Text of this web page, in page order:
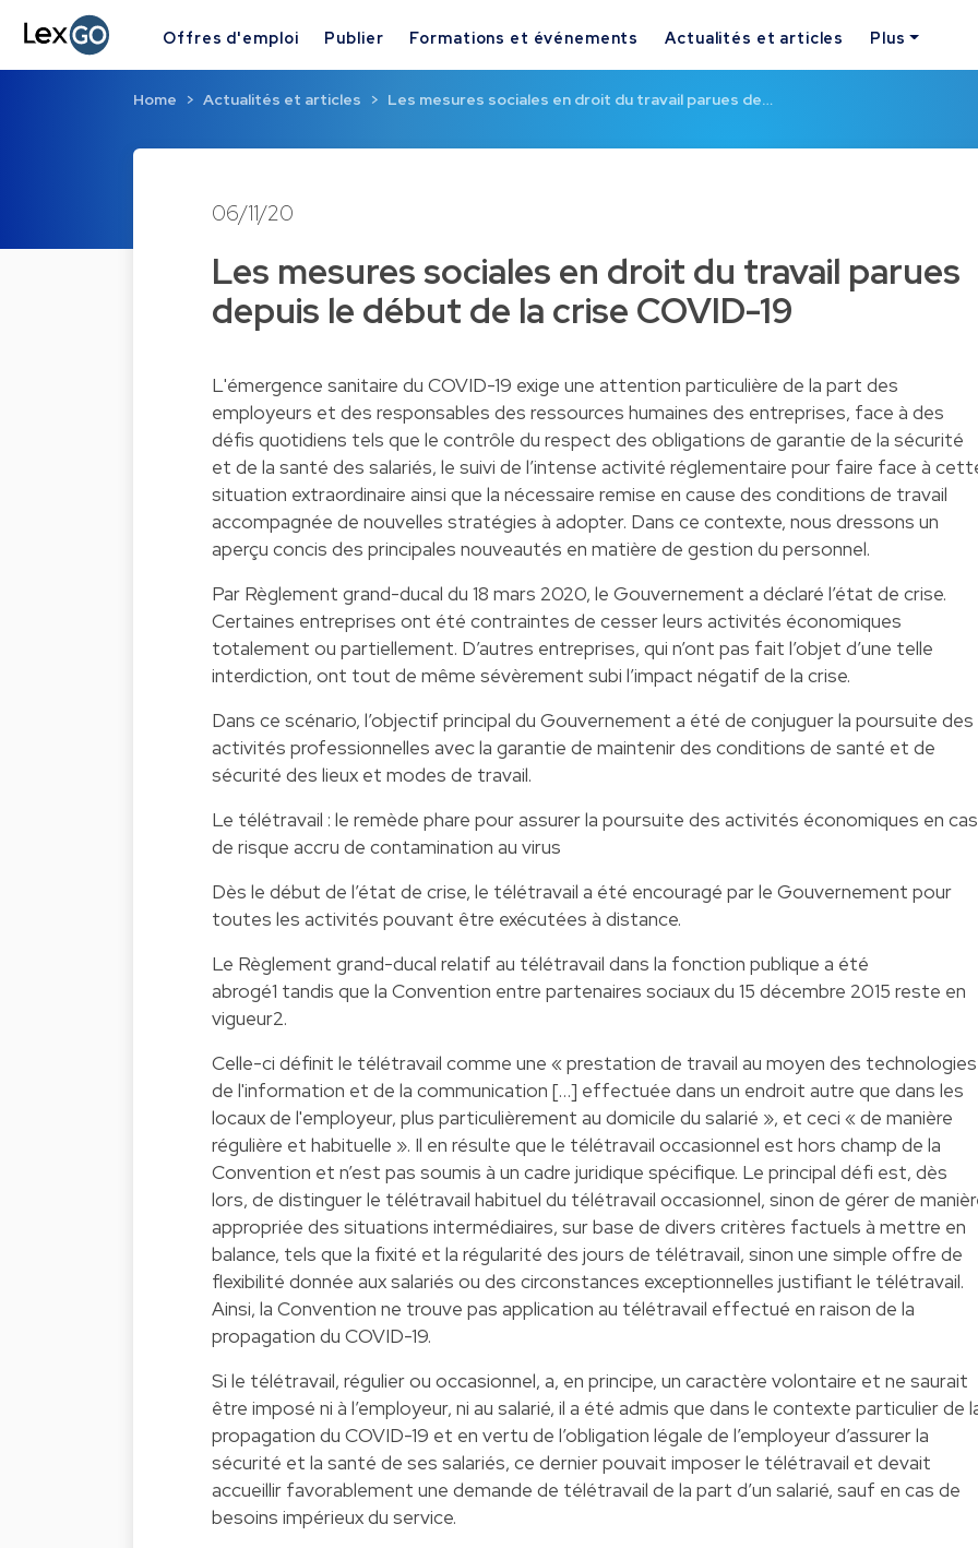
Offres d'emploi Publier Formations et événements Actualités et articles Plus
Home Actualités et articles Les mesures sociales en droit du travail parues de…
06/11/20
Les mesures sociales en droit du travail parues
depuis le début de la crise COVID-19
L'émergence sanitaire du COVID-19 exige une attention particulière de la part des
employeurs et des responsables des ressources humaines des entreprises, face à des
défis quotidiens tels que le contrôle du respect des obligations de garantie de la sécurité
et de la santé des salariés, le suivi de l’intense activité réglementaire pour faire face à
situation extraordinaire ainsi que la nécessaire remise en cause des conditions de travail
accompagnée de nouvelles stratégies à adopter. Dans ce contexte, nous dressons un
aperçu concis des principales nouveautés en matière de gestion du personnel.
Par Règlement grand-ducal du 18 mars 2020, le Gouvernement a déclaré l’état de crise.
Certaines entreprises ont été contraintes de cesser leurs activités économiques
totalement ou partiellement. D’autres entreprises, qui n’ont pas fait l’objet d’une telle
interdiction, ont tout de même sévèrement subi l’impact négatif de la crise.
Dans ce scénario, l’objectif principal du Gouvernement a été de conjuguer la poursuite des
activités professionnelles avec la garantie de maintenir des conditions de santé et de
sécurité des lieux et modes de travail.
Le télétravail : le remède phare pour assurer la poursuite des activités économiques en cas
de risque accru de contamination au virus
Dès le début de l’état de crise, le télétravail a été encouragé par le Gouvernement pour
toutes les activités pouvant être exécutées à distance.
Le Règlement grand-ducal relatif au télétravail dans la fonction publique a été
abrogé1 tandis que la Convention entre partenaires sociaux du 15 décembre 2015 reste en
vigueur2.
Celle-ci définit le télétravail comme une « prestation de travail au moyen des technologies
de l'information et de la communication […] effectuée dans un endroit autre que dans les
locaux de l'employeur, plus particulièrement au domicile du salarié », et ceci « de manière
régulière et habituelle ». Il en résulte que le télétravail occasionnel est hors champ de la
Convention et n’est pas soumis à un cadre juridique spécifique. Le principal défi est, dès
lors, de distinguer le télétravail habituel du télétravail occasionnel, sinon de gérer de
appropriée des situations intermédiaires, sur base de divers critères factuels à mettre en
balance, tels que la fixité et la régularité des jours de télétravail, sinon une simple offre de
flexibilité donnée aux salariés ou des circonstances exceptionnelles justifiant le télétravail.
Ainsi, la Convention ne trouve pas application au télétravail effectué en raison de la
propagation du COVID-19.
Si le télétravail, régulier ou occasionnel, a, en principe, un caractère volontaire et ne saurait
être imposé ni à l’employeur, ni au salarié, il a été admis que dans le contexte particulier de
propagation du COVID-19 et en vertu de l’obligation légale de l’employeur d’assurer la
sécurité et la santé de ses salariés, ce dernier pouvait imposer le télétravail et devait
accueillir favorablement une demande de télétravail de la part d’un salarié, sauf en cas de
besoins impérieux du service.